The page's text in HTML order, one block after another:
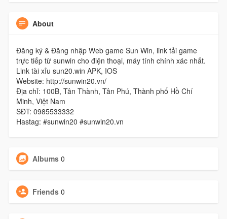
About
Đăng ký & Đăng nhập Web game Sun Win, link tải game
trực tiếp từ sunwin cho điện thoại, máy tính chính xác nhất.
Link tài xỉu sun20.win APK, IOS
Website: http://sunwin20.vn/
Địa chỉ: 100B, Tân Thành, Tân Phú, Thành phố Hồ Chí
Minh, Việt Nam
SĐT: 0985533332
Hastag: #sunwin20 #sunwin20.vn
Albums 0
Friends 0